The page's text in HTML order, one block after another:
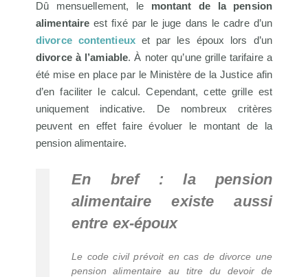
Dû mensuellement, le montant de la pension
alimentaire est fixé par le juge dans le cadre d’un
divorce contentieuxet par les époux lors d’un
divorce à l’amiable. À noter qu’une grille tarifaire a
été mise en place par le Ministère de la Justice afin
d’en faciliter le calcul. Cependant, cette grille est
uniquement indicative. De nombreux critères
peuvent en effet faire évoluer le montant de la
pension alimentaire.
En bref : la pension
alimentaire existe aussi
entre ex-époux
Le code civil prévoit en cas de divorce une
pension alimentaire au titre du devoir de